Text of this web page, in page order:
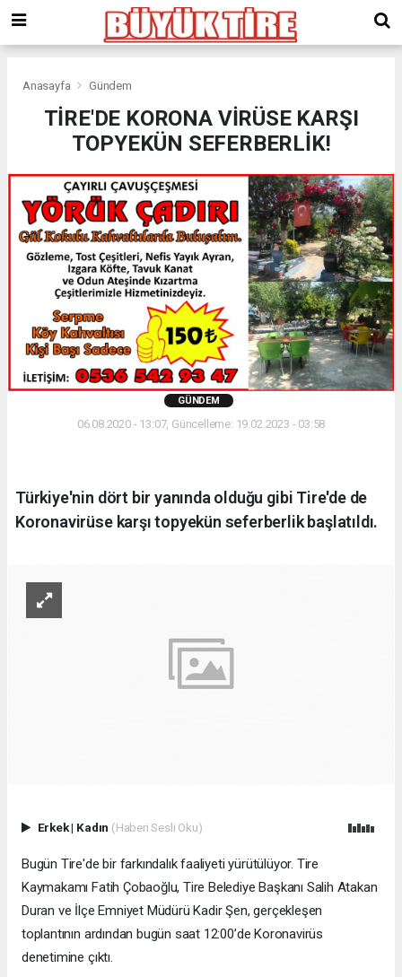
giriş
kingroyal
Anasayfa Gündem
TİRE'DE KORONA VİRÜSE KARŞI
TOPYEKÜN SEFERBERLİK!
GÜNDEM
06.08.2020 - 13:07, Güncelleme: 19.02.2023 - 03:58
Türkiye'nin dört bir yanında olduğu gibi Tire'de de
Koronavirüse karşı topyekün seferberlik başlatıldı.
Erkek| Kadın (Haberi Sesli Oku)
Bugün Tire'de bir farkındalık faaliyeti yürütülüyor. Tire
Kaymakamı Fatih Çobaoğlu, Tire Belediye Başkanı Salih Atakan
Duran ve İlçe Emniyet Müdürü Kadir Şen, gerçekleşen
toplantının ardından bugün saat 12:00’de Koronavirüs
denetimine çıktı.